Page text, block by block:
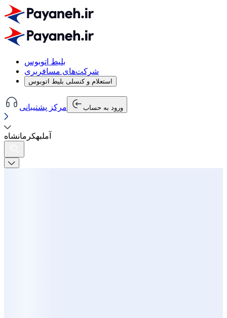
بلیط اتوبوس
شرکت‌های مسافربری
استعلام و کنسلی بلیط اتوبوس
مرکز پشتیبانی ورود به حساب
آملبهکرمانشاه